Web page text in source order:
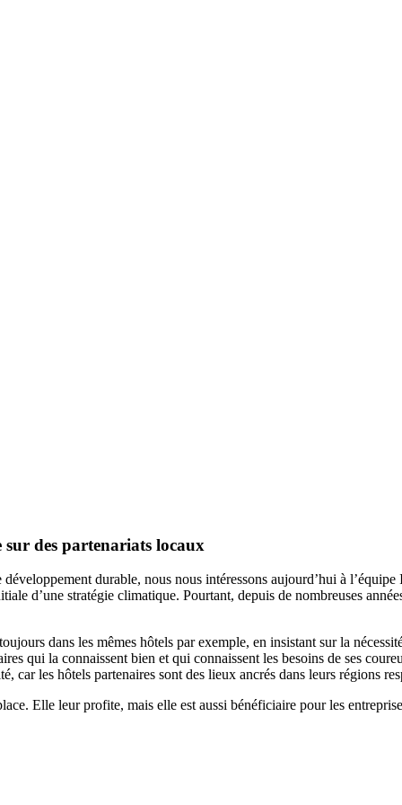
sur des partenariats locaux
durable, nous nous intéressons aujourd’hui à
d’une stratégie climatique. Pourtant, depuis de nombreuses
dans les mêmes hôtels par exemple, en insistant sur la
qui la connaissent bien et qui connaissent les besoins de ses
car les hôtels partenaires sont des lieux ancrés dans leurs régions
Elle leur profite, mais elle est aussi bénéficiaire pour les